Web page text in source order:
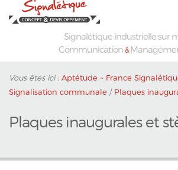
Signalétique industrielle sur
Communication &
Vous êtes ici : Aptétude ~ France
Signalisation communale / Plaques
Plaques inaugurales et